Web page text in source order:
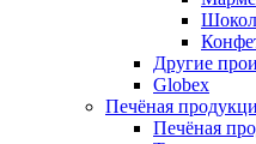
Другие
Globex
Печёная
Печёная